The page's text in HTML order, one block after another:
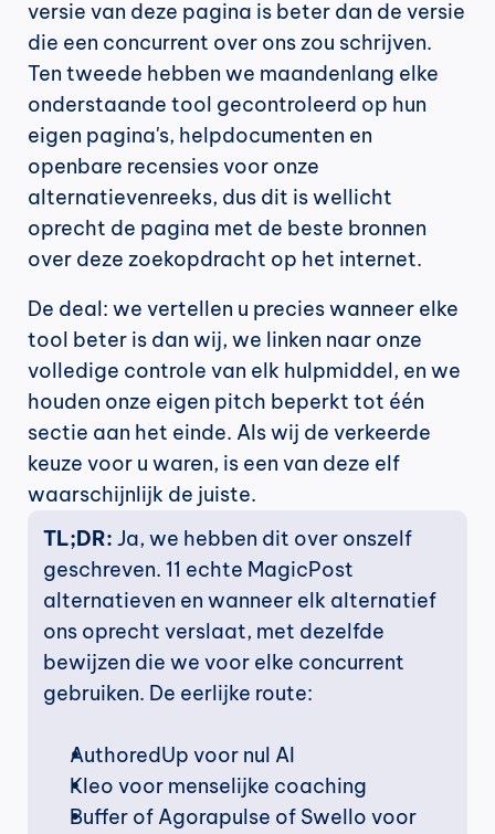
versie van deze pagina is beter dan de versie
die een concurrent over ons zou schrijven.
Ten tweede hebben we maandenlang elke
onderstaande tool gecontroleerd op hun
eigen pagina's, helpdocumenten en
openbare recensies voor onze
alternatievenreeks, dus dit is wellicht
oprecht de pagina met de beste bronnen
over deze zoekopdracht op het internet.
De deal: we vertellen u precies wanneer elke
tool beter is dan wij, we linken naar onze
volledige controle van elk hulpmiddel, en we
houden onze eigen pitch beperkt tot één
sectie aan het einde. Als wij de verkeerde
keuze voor u waren, is een van deze elf
waarschijnlijk de juiste.
TL;DR: Ja, we hebben dit over onszelf
geschreven. 11 echte MagicPost
alternatieven en wanneer elk alternatief
ons oprecht verslaat, met dezelfde
bewijzen die we voor elke concurrent
gebruiken. De eerlijke route:
AuthoredUp voor nul AI
Kleo voor menselijke coaching
Buffer of Agorapulse of Swello voor